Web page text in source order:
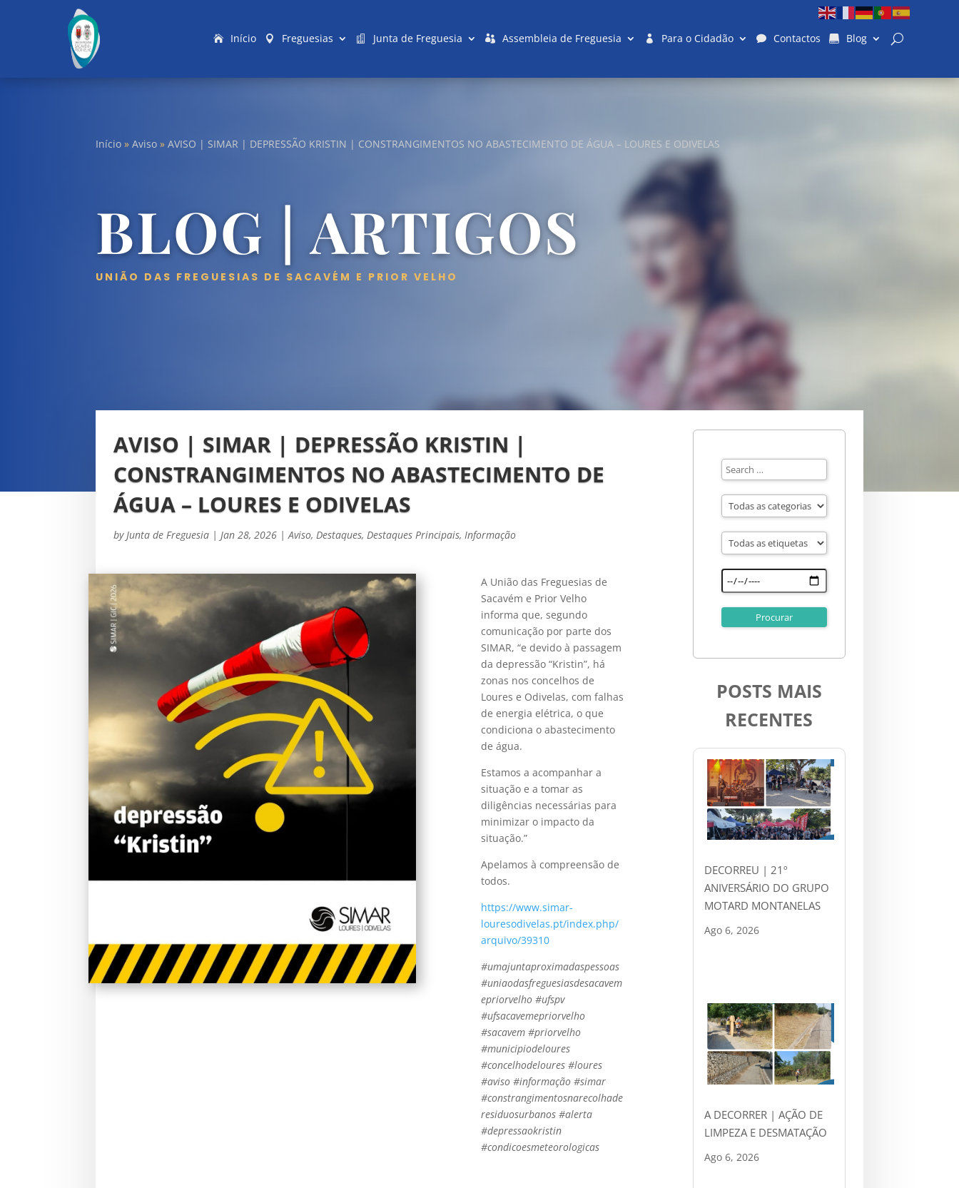
Início Freguesias Junta de Freguesia Assembleia de Freguesia Para o Cidadão Contactos Blog
Início »Aviso »AVISO | SIMAR | DEPRESSÃO KRISTIN | CONSTRANGIMENTOS NO ABASTECIMENTO DE ÁGUA – LOURES E ODIVELAS
BLOG | ARTIGOS
UNIÃO DAS FREGUESIAS DE SACAVÉM E PRIOR VELHO
AVISO | SIMAR | DEPRESSÃO KRISTIN |
CONSTRANGIMENTOS NO ABASTECIMENTO DE
ÁGUA – LOURES E ODIVELAS
by Junta de Freguesia | Jan 28, 2026 |Aviso, Destaques, Destaques Principais, Informação
A União das Freguesias de
Sacavém e Prior Velho
informa que, segundo
comunicação por parte dos
SIMAR, “e devido à passagem
da depressão “Kristin”, há
zonas nos concelhos de
Loures e Odivelas, com falhas
de energia elétrica, o que
condiciona o abastecimento
de água.
Estamos a acompanhar a
situação e a tomar as
diligências necessárias para
minimizar o impacto da
situação.”
Apelamos à compreensão de
todos.
https://www.simar-
louresodivelas.pt/index.php/
arquivo/39310
#umajuntaproximadaspessoas
#uniaodasfreguesiasdesacavem
epriorvelho #ufspv
#ufsacavemepriorvelho
#sacavem #priorvelho
#municipiodeloures
#concelhodeloures #loures
#aviso #informação #simar
#constrangimentosnarecolhade
residuosurbanos #alerta
#depressaokristin
#condicoesmeteorologicas
POSTS MAIS
RECENTES
DECORREU | 21º
ANIVERSÁRIO DO GRUPO
MOTARD MONTANELAS
Ago 6, 2026
A DECORRER | AÇÃO DE
LIMPEZA E DESMATAÇÃO
Ago 6, 2026